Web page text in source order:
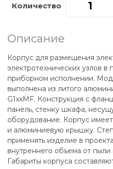
Количество
Описание
Корпус для размещения
электротехнических узлов
приборном исполнении.
выполнена из литого
G1xxMF. Конструкция с
панель, стенку шкафа,
оборудование. Корпус
и алюминиевую крышку.
применять изделие в
внутреннего объема от
Габариты корпуса